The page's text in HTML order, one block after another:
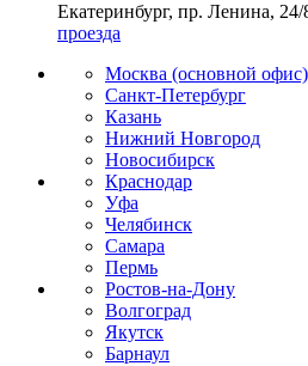
Екатеринбург, пр. Ленина,
проезда
Москва (основной офис)
Санкт-Петербург
Казань
Нижний Новгород
Новосибирск
Краснодар
Уфа
Челябинск
Самара
Пермь
Ростов-на-Дону
Волгоград
Якутск
Барнаул